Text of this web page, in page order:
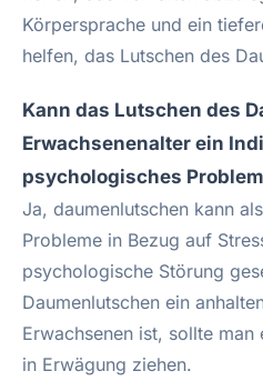
Körpersprache und ein
helfen, das Lutschen des
Kann das Lutschen des
Erwachsenenalter ein
psychologisches
Ja, daumenlutschen kann
Probleme in Bezug auf
psychologische Störung
Daumenlutschen ein
Erwachsenen ist, sollte
in Erwägung ziehen.